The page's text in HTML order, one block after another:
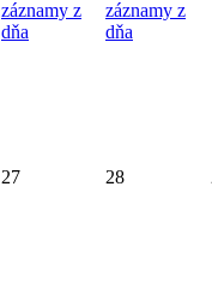
záznamy z
dňa
záznamy z
dňa
27 28